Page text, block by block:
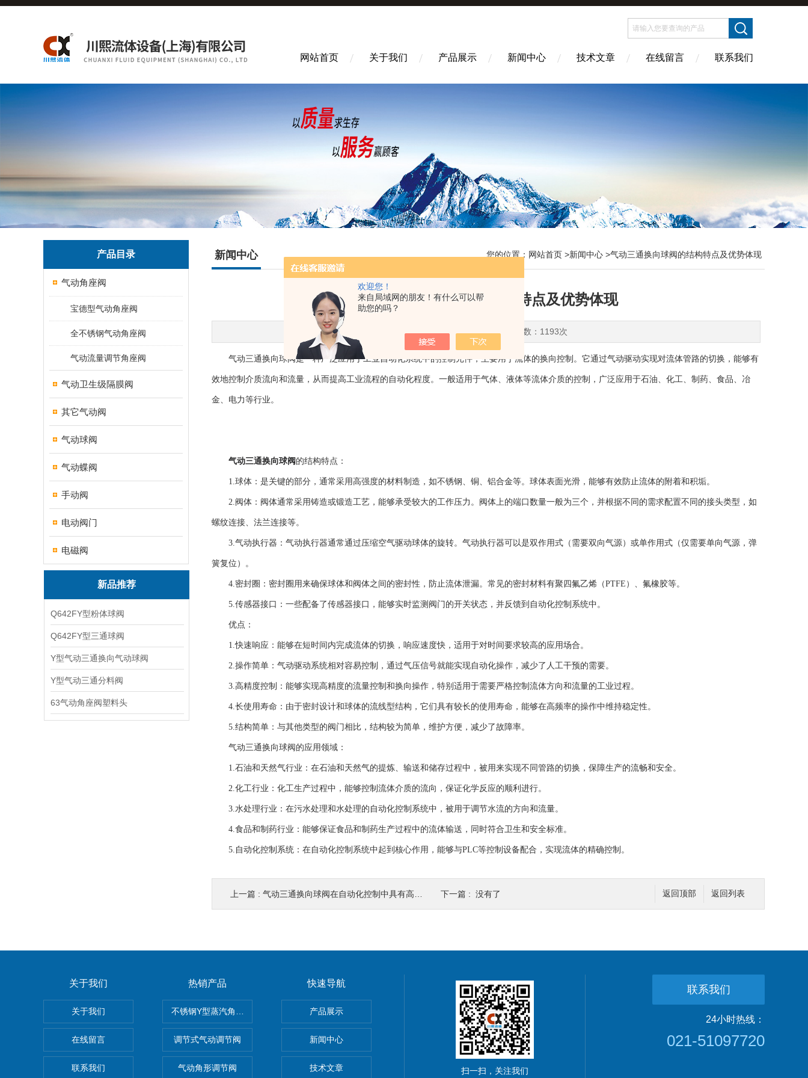
欢迎您！
来自局域网的朋友！有什么可以帮
助您的吗？
网站首页 关于我们 产品展示 新闻中心 技术文章 在线留言 联系我们
产品目录
气动角座阀
宝德型气动角座阀
全不锈钢气动角座阀
气动流量调节角座阀
气动卫生级隔膜阀
其它气动阀
气动球阀
气动蝶阀
手动阀
电动阀门
电磁阀
新品推荐
Q642FY型粉体球阀
Q642FY型三通球阀
Y型气动三通换向气动球阀
Y型气动三通分料阀
63气动角座阀塑料头
新闻中心 您的位置： 网站首页 >新闻中心 >气动三通换向球阀的结构特点及优势体现
气动三通换向球阀的结构特点及优势体现
更新时间：2025-05-25 点击次数：1193次
气动三通换向球阀是一种广泛应用于工业自动化系统中的控制元件，主要用于流体的换向控制。它通过气动驱动实现对流体管路的切换，能够有
效地控制介质流向和流量，从而提高工业流程的自动化程度。一般适用于气体、液体等流体介质的控制，广泛应用于石油、化工、制药、食品、冶
金、电力等行业。
气动三通换向球阀 的结构特点：
1.球体：是关键的部分，通常采用高强度的材料制造，如不锈钢、铜、铝合金等。球体表面光滑，能够有效防止流体的附着和积垢。
2.阀体：阀体通常采用铸造或锻造工艺，能够承受较大的工作压力。阀体上的端口数量一般为三个，并根据不同的需求配置不同的接头类型，如
螺纹连接、法兰连接等。
3.气动执行器：气动执行器通常通过压缩空气驱动球体的旋转。气动执行器可以是双作用式（需要双向气源）或单作用式（仅需要单向气源，弹
簧复位）。
4.密封圈：密封圈用来确保球体和阀体之间的密封性，防止流体泄漏。常见的密封材料有聚四氟乙烯（PTFE）、氟橡胶等。
5.传感器接口：一些配备了传感器接口，能够实时监测阀门的开关状态，并反馈到自动化控制系统中。
优点：
1.快速响应：能够在短时间内完成流体的切换，响应速度快，适用于对时间要求较高的应用场合。
2.操作简单：气动驱动系统相对容易控制，通过气压信号就能实现自动化操作，减少了人工干预的需要。
3.高精度控制：能够实现高精度的流量控制和换向操作，特别适用于需要严格控制流体方向和流量的工业过程。
4.长使用寿命：由于密封设计和球体的流线型结构，它们具有较长的使用寿命，能够在高频率的操作中维持稳定性。
5.结构简单：与其他类型的阀门相比，结构较为简单，维护方便，减少了故障率。
气动三通换向球阀的应用领域：
1.石油和天然气行业：在石油和天然气的提炼、输送和储存过程中，被用来实现不同管路的切换，保障生产的流畅和安全。
2.化工行业：化工生产过程中，能够控制流体介质的流向，保证化学反应的顺利进行。
3.水处理行业：在污水处理和水处理的自动化控制系统中，被用于调节水流的方向和流量。
4.食品和制药行业：能够保证食品和制药生产过程中的流体输送，同时符合卫生和安全标准。
5.自动化控制系统：在自动化控制系统中起到核心作用，能够与PLC等控制设备配合，实现流体的精确控制。
返回列表
返回顶部
上一篇 : 气动三通换向球阀在自动化控制中具有高安全性 下一篇 : 没有了
关于我们
关于我们
在线留言
联系我们
热销产品
不锈钢Y型蒸汽角座阀
调节式气动调节阀
气动角形调节阀
快速导航
产品展示
新闻中心
技术文章 扫一扫，关注我们
联系我们
24小时热线：
021-51097720